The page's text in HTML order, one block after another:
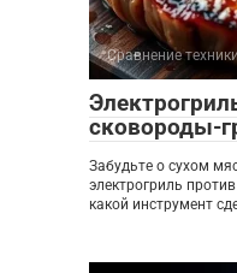
Сравнение техники
сковороды-
Забудьте о сухом
электрогриль
какой инструмент